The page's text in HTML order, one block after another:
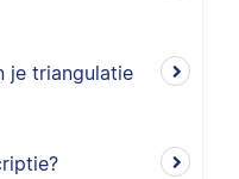
je triangulatie